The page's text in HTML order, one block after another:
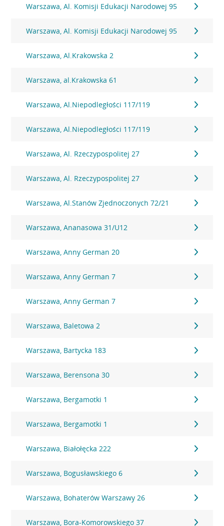
Warszawa, Al. Komisji Edukacji Narodowej 95
Warszawa, Al. Komisji Edukacji Narodowej 95
Warszawa, Al.Krakowska 2
Warszawa, al.Krakowska 61
Warszawa, Al.Niepodległości 117/119
Warszawa, Al.Niepodległości 117/119
Warszawa, Al. Rzeczypospolitej 27
Warszawa, Al. Rzeczypospolitej 27
Warszawa, Al.Stanów Zjednoczonych 72/21
Warszawa, Ananasowa 31/U12
Warszawa, Anny German 20
Warszawa, Anny German 7
Warszawa, Anny German 7
Warszawa, Baletowa 2
Warszawa, Bartycka 183
Warszawa, Berensona 30
Warszawa, Bergamotki 1
Warszawa, Bergamotki 1
Warszawa, Białołęcka 222
Warszawa, Bogusławskiego 6
Warszawa, Bohaterów Warszawy 26
Warszawa, Bora-Komorowskiego 37